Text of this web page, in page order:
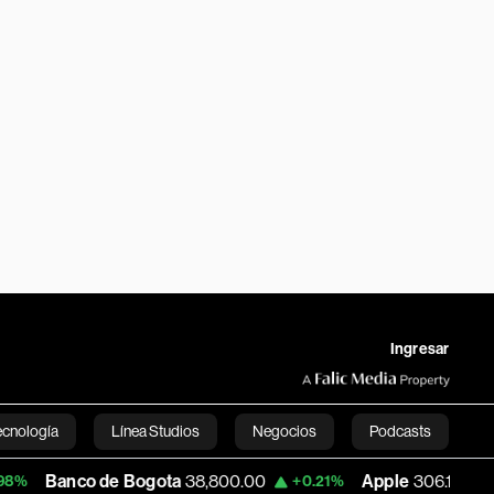
Ingresar
Línea Studios Negocios Podcasts
English
de Bogota 38,800.00 +0.21% Apple 306.14 -0.81%